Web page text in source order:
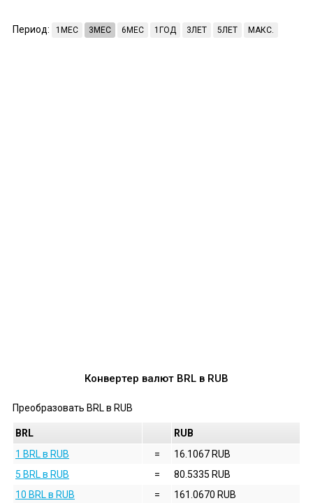
Период: 1МЕС 3МЕС 6МЕС 1ГОД 3ЛЕТ 5ЛЕТ МАКС.
Конвертер валют BRL в RUB
Преобразовать BRL в RUB
BRL
RUB
1 BRL в RUB
=
16.1067 RUB
5 BRL в RUB
=
80.5335 RUB
10 BRL в RUB
=
161.0670 RUB